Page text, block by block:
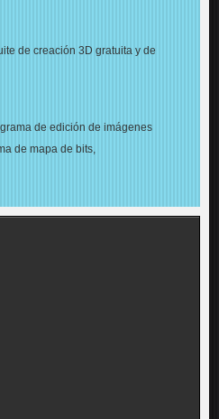
de creación 3D gratuita y de
de edición de imágenes
de mapa de bits,